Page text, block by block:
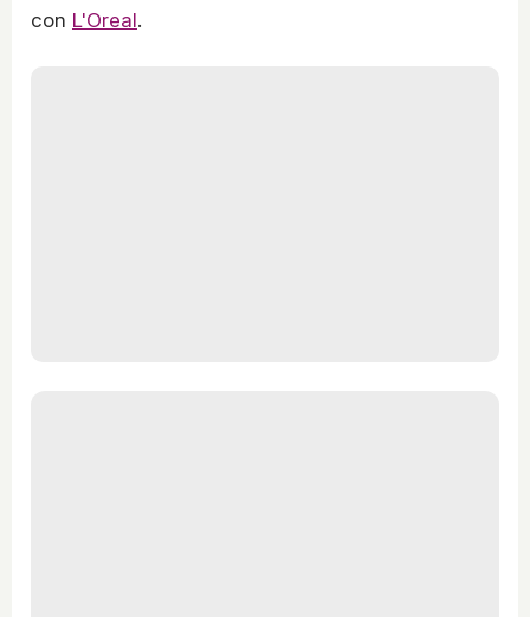
con L'Oreal.